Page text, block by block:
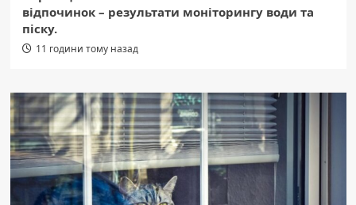
відпочинок – результати моніторингу води та
піску.
11 години тому назад